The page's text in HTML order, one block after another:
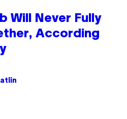
Will Never Fully
According